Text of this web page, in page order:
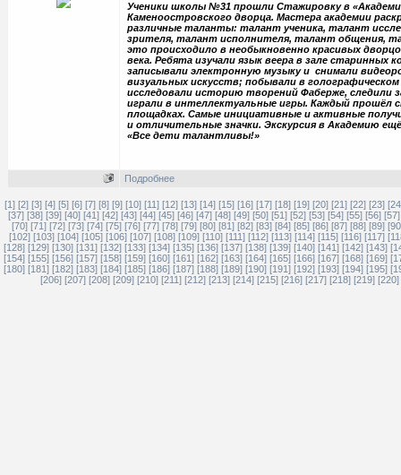
Ученики школы №31 прошли Стажировку в
Каменоостровского дворца. Мастера академии
различные таланты: талант ученика, талант
зрителя, талант исполнителя, талант общения,
это происходило в необыкновенно красивых
века. Ребята изучали язык веера в зале старинных
записывали электронную музыку и снимали
визуальных искусств; побывали в
исследовали историю творений Фаберже, следили
играли в интеллектуальные игры. Каждый прошёл
площадках. Самые инициативные и активные
и отличительные значки. Экскурсия в Академию
«Все дети талантливы!»
Подробнее
[1] [2] [3] [4] [5] [6] [7] [8] [9] [10] [11] [12] [13] [14] [15] [16] [17] [18] [19] [20] [21] [22] [23]
[37] [38] [39] [40] [41] [42] [43] [44] [45] [46] [47] [48] [49] [50] [51] [52] [53] [54] [55] [56] [57]
[70] [71] [72] [73] [74] [75] [76] [77] [78] [79] [80] [81] [82] [83] [84] [85] [86] [87] [88] [89]
[102] [103] [104] [105] [106] [107] [108] [109] [110] [111] [112] [113] [114] [115] [116] [117]
[128] [129] [130] [131] [132] [133] [134] [135] [136] [137] [138] [139] [140] [141] [142] [143]
[154] [155] [156] [157] [158] [159] [160] [161] [162] [163] [164] [165] [166] [167] [168] [169]
[180] [181] [182] [183] [184] [185] [186] [187] [188] [189] [190] [191] [192] [193] [194] [195]
[206] [207] [208] [209] [210] [211] [212] [213] [214] [215] [216] [217] [218] [219] [220]